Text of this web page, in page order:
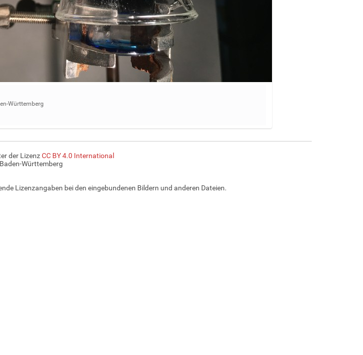
Württemberg
der LizenzCC BY 4.0 International
Württemberg
Lizenzangaben bei den eingebundenen Bildern und anderen Dateien.